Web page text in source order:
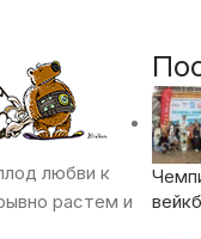
любви к
растем и